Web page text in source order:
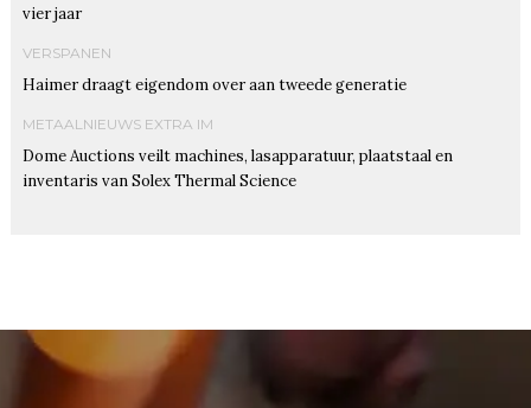
vier jaar
VERSPANEN
Haimer draagt eigendom over aan tweede generatie
METAALNIEUWS EXTRA IM
Dome Auctions veilt machines, lasapparatuur, plaatstaal en
inventaris van Solex Thermal Science